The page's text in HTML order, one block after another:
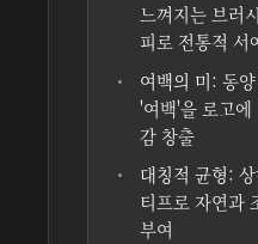
느껴지는 브러
피로 전통적 서
여백의 미: 동
'여백'을 로고
감 창출
대칭적 균형:
티프로 자연과
부여